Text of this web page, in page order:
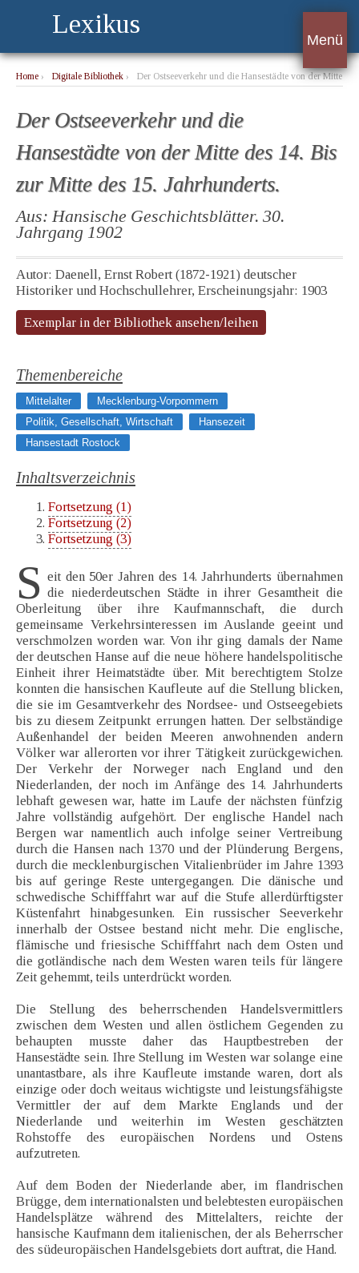
Lexikus
Menü
Home › Digitale Bibliothek ›
Der Ostseeverkehr und die Hansestädte von der Mitte
Der Ostseeverkehr und die
Hansestädte von der Mitte des 14. Bis
zur Mitte des 15. Jahrhunderts.
Aus: Hansische Geschichtsblätter. 30.
Jahrgang 1902
Autor: Daenell, Ernst Robert (1872-1921) deutscher
Historiker und Hochschullehrer, Erscheinungsjahr: 1903
Exemplar in der Bibliothek ansehen/leihen
Themenbereiche
Mittelalter
Mecklenburg-Vorpommern
Politik, Gesellschaft, Wirtschaft
Hansezeit
Hansestadt Rostock
Inhaltsverzeichnis
Fortsetzung (1)
Fortsetzung (2)
Fortsetzung (3)
S eit den 50er Jahren des 14. Jahrhunderts übernahmen
die niederdeutschen Städte in ihrer Gesamtheit die
Oberleitung über ihre Kaufmannschaft, die durch
gemeinsame Verkehrsinteressen im Auslande geeint und
verschmolzen worden war. Von ihr ging damals der Name
der deutschen Hanse auf die neue höhere handelspolitische
Einheit ihrer Heimatstädte über. Mit berechtigtem Stolze
konnten die hansischen Kaufleute auf die Stellung blicken,
die sie im Gesamtverkehr des Nordsee- und Ostseegebiets
bis zu diesem Zeitpunkt errungen hatten. Der selbständige
Außenhandel der beiden Meeren anwohnenden andern
Völker war allerorten vor ihrer Tätigkeit zurückgewichen.
Der Verkehr der Norweger nach England und den
Niederlanden, der noch im Anfänge des 14. Jahrhunderts
lebhaft gewesen war, hatte im Laufe der nächsten fünfzig
Jahre vollständig aufgehört. Der englische Handel nach
Bergen war namentlich auch infolge seiner Vertreibung
durch die Hansen nach 1370 und der Plünderung Bergens,
durch die mecklenburgischen Vitalienbrüder im Jahre 1393
bis auf geringe Reste untergegangen. Die dänische und
schwedische Schifffahrt war auf die Stufe allerdürftigster
Küstenfahrt hinabgesunken. Ein russischer Seeverkehr
innerhalb der Ostsee bestand nicht mehr. Die englische,
flämische und friesische Schifffahrt nach dem Osten und
die gotländische nach dem Westen waren teils für längere
Zeit gehemmt, teils unterdrückt worden.
Die Stellung des beherrschenden Handelsvermittlers
zwischen dem Westen und allen östlichem Gegenden zu
behaupten musste daher das Hauptbestreben der
Hansestädte sein. Ihre Stellung im Westen war solange eine
unantastbare, als ihre Kaufleute imstande waren, dort als
einzige oder doch weitaus wichtigste und leistungsfähigste
Vermittler der auf dem Markte Englands und der
Niederlande und weiterhin im Westen geschätzten
Rohstoffe des europäischen Nordens und Ostens
aufzutreten.
Auf dem Boden der Niederlande aber, im flandrischen
Brügge, dem internationalsten und belebtesten europäischen
Handelsplätze während des Mittelalters, reichte der
hansische Kaufmann dem italienischen, der als Beherrscher
des südeuropäischen Handelsgebiets dort auftrat, die Hand.